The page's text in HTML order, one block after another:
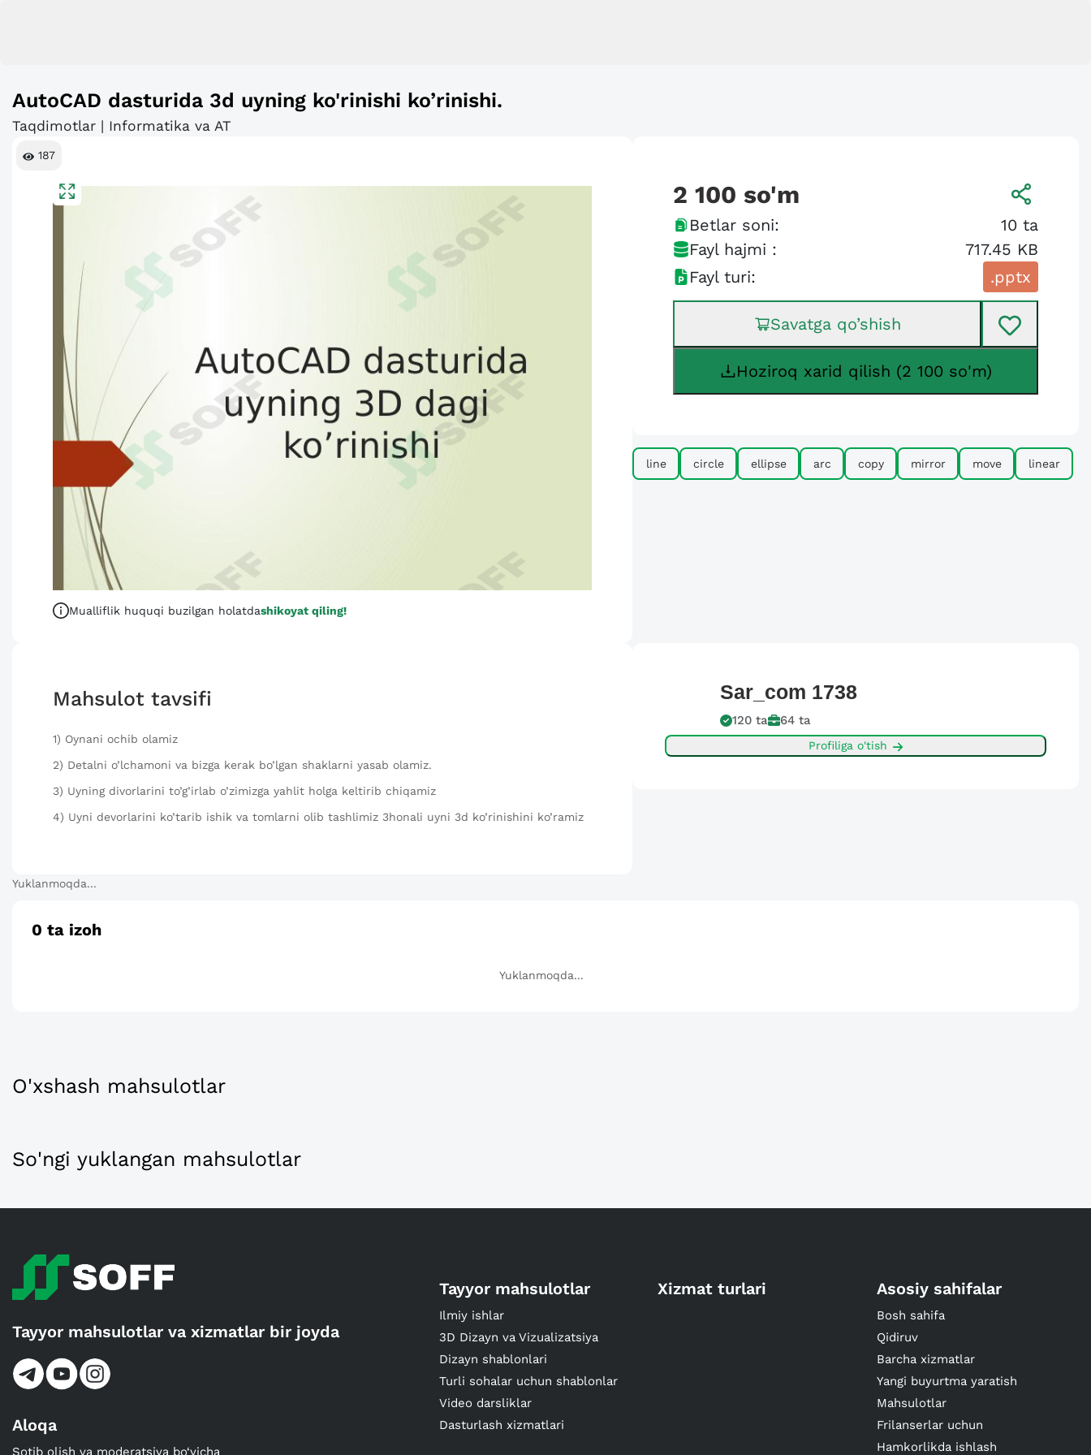
AutoCAD dasturida 3d uyning ko'rinishi ko’rinishi.
Taqdimotlar | Informatika va AT
187
Mualliflik huquqi buzilgan holatdashikoyat qiling!
2 100 so'm
Betlar soni: 10 ta
Fayl hajmi :
717.45 KB
Fayl turi:
.pptx
Savatga qo’shish
Hoziroq xarid qilish (2 100 so'm)
line circle ellipse arc copy mirror move linear
Mahsulot tavsifi
1) Oynani ochib olamiz
2) Detalni o’lchamoni va bizga kerak bo’lgan shaklarni yasab olamiz.
3) Uyning divorlarini to’g’irlab o’zimizga yahlit holga keltirib chiqamiz
4) Uyni devorlarini ko’tarib ishik va tomlarni olib tashlimiz 3honali uyni 3d ko’rinishini ko’ramiz
Sar_com 1738
120 ta 64 ta
Profiliga o'tish
Yuklanmoqda...
0 ta izoh
Yuklanmoqda...
O'xshash mahsulotlar
So'ngi yuklangan mahsulotlar
Tayyor mahsulotlar va xizmatlar bir joyda
Aloqa
Tayyor mahsulotlar
Ilmiy ishlar
3D Dizayn va Vizualizatsiya
Dizayn shablonlari
Turli sohalar uchun shablonlar
Video darsliklar
Dasturlash xizmatlari
Xizmat turlari Asosiy sahifalar
Bosh sahifa
Qidiruv
Barcha xizmatlar
Yangi buyurtma yaratish
Mahsulotlar
Frilanserlar uchun
Hamkorlikda ishlash